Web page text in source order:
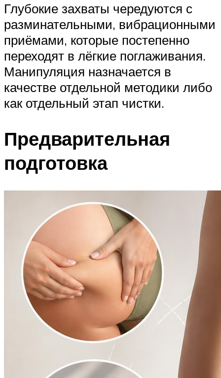
Глубокие захваты чередуются с
разминательными, вибрационными
приёмами, которые постепенно
переходят в лёгкие поглаживания.
Манипуляция назначается в
качестве отдельной методики либо
как отдельный этап чистки.
Предварительная
подготовка